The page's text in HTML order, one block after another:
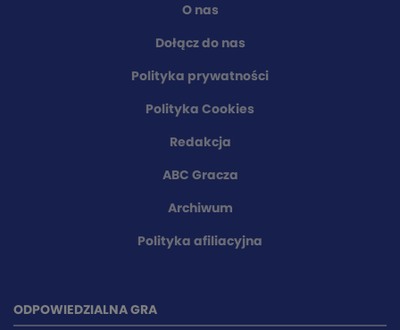
O nas
Dołącz do nas
Polityka prywatności
Polityka Cookies
Redakcja
ABC Gracza
Archiwum
Polityka afiliacyjna
ODPOWIEDZIALNA GRA